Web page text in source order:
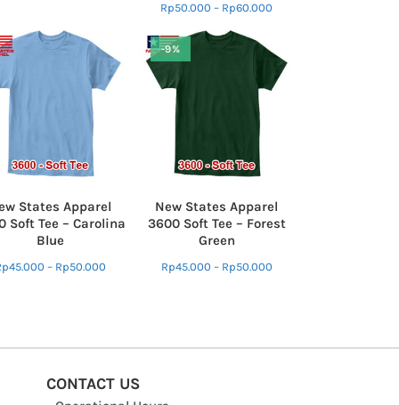
Rp50.000 – Rp60.000
States Apparel
Soft Tee – Carolina
Blue
45.000 – Rp50.000
-9%
New States Apparel
3600 Soft Tee – Forest
Green
Rp45.000 – Rp50.000
CONTACT US